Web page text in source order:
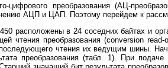
преобразования (АЦ-
АЦП и ЦАП. Поэтому перейдем к
расположены в 24 соседних байтах и
чтения преобразования (conversion
чтения их ведущим шины.
преобразования (табл. 1). При